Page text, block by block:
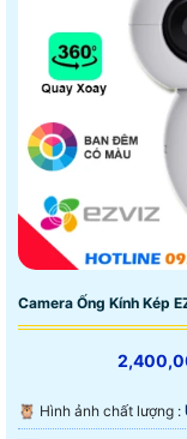
Camera Ống Kính Kép
🦉 Hình ảnh chất lượng :